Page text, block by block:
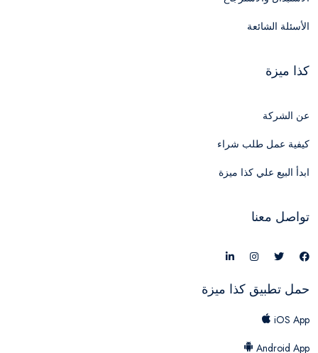
الأسئلة الشائعة
كذا ميزة
عن الشركة
كيفية عمل طلب شراء
ابدأ البيع علي كذا ميزة
تواصل معنا
حمل تطبيق كذا ميزة
iOS App
Android App